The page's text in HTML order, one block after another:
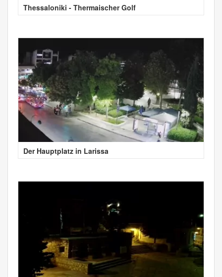
Thessaloniki - Thermaischer Golf
Der Hauptplatz in Larissa